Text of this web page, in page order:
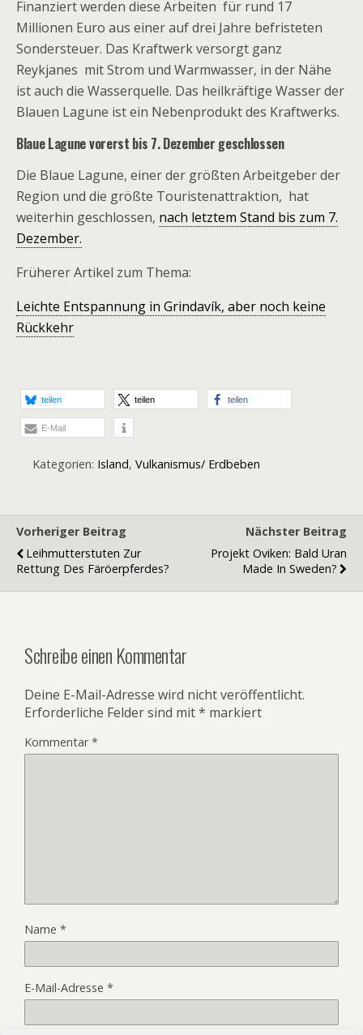
Finanziert werden diese Arbeiten für rund 17
Millionen Euro aus einer auf drei Jahre befristeten
Sondersteuer. Das Kraftwerk versorgt ganz
Reykjanes mit Strom und Warmwasser, in der Nähe
ist auch die Wasserquelle. Das heilkräftige Wasser der
Blauen Lagune ist ein Nebenprodukt des Kraftwerks.
Blaue Lagune vorerst bis 7. Dezember geschlossen
Die Blaue Lagune, einer der größten Arbeitgeber der
Region und die größte Touristenattraktion, hat
weiterhin geschlossen, nach letztem Stand bis zum 7.
Dezember.
Früherer Artikel zum Thema:
Leichte Entspannung in Grindavík, aber noch keine
Rückkehr
teilen teilen teilen
E-Mail
Kategorien: Island, Vulkanismus/ Erdbeben
Vorheriger Beitrag
Leihmutterstuten Zur
Rettung Des Färöerpferdes?
Nächster Beitrag
Projekt Oviken: Bald Uran
Made In Sweden?
Schreibe einen Kommentar
Deine E-Mail-Adresse wird nicht veröffentlicht.
Erforderliche Felder sind mit* markiert
Kommentar*
Name *
E-Mail-Adresse *